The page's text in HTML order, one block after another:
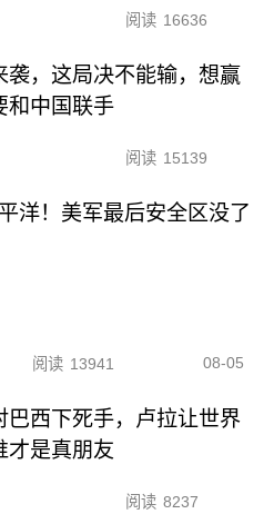
阅读 16636
袭，这局决不能输，想赢
和中国联手
阅读 15139
洋！美军最后安全区没了
阅读 13941 08-05
巴西下死手，卢拉让世界
才是真朋友
阅读 8237